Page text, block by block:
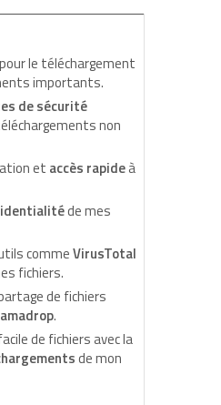
le téléchargement
importants.
de sécurité
non
et accès rapideà
de mes
commeVirusTotal
fichiers.
de fichiers
.
de fichiers avec la
de mon